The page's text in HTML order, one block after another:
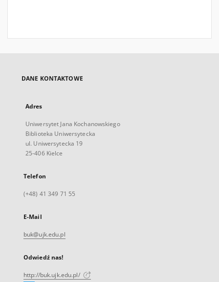
DANE KONTAKTOWE
Adres
Uniwersytet Jana Kochanowskiego
Biblioteka Uniwersytecka
ul. Uniwersytecka 19
25-406 Kielce
Telefon
(+48) 41 349 71 55
E-Mail
buk@ujk.edu.pl
Odwiedź nas!
http://buk.ujk.edu.pl/